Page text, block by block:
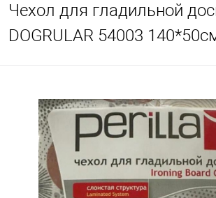
Чехол для гладильной
DOGRULAR 54003